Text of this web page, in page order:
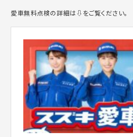
愛車無料点検の詳細は⇩をご覧ください。